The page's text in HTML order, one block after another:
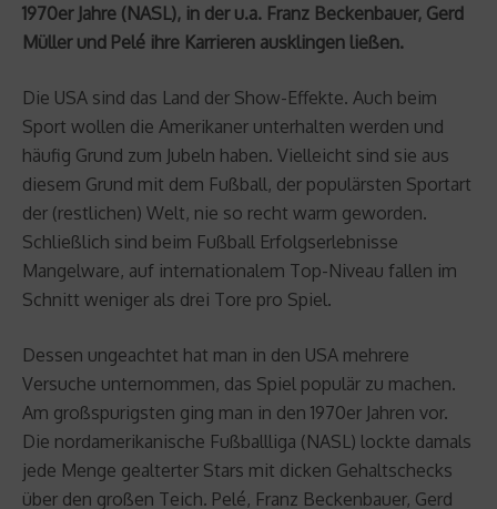
1970er Jahre (NASL), in der u.a. Franz Beckenbauer, Gerd
Müller und Pelé ihre Karrieren ausklingen ließen.
Die USA sind das Land der Show-Effekte. Auch beim
Sport wollen die Amerikaner unterhalten werden und
häufig Grund zum Jubeln haben. Vielleicht sind sie aus
diesem Grund mit dem Fußball, der populärsten Sportart
der (restlichen) Welt, nie so recht warm geworden.
Schließlich sind beim Fußball Erfolgserlebnisse
Mangelware, auf internationalem Top-Niveau fallen im
Schnitt weniger als drei Tore pro Spiel.
Dessen ungeachtet hat man in den USA mehrere
Versuche unternommen, das Spiel populär zu machen.
Am großspurigsten ging man in den 1970er Jahren vor.
Die nordamerikanische Fußballliga (NASL) lockte damals
jede Menge gealterter Stars mit dicken Gehaltschecks
über den großen Teich. Pelé, Franz Beckenbauer, Gerd